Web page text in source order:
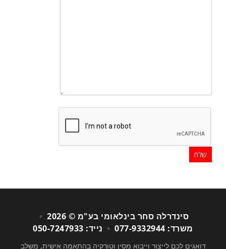
סינדרלה סחר בינלאומי בע"מ © 2026
•
משרד: 077-9332944
• נייד: 050-7247933
דואגים לכם לייצור וייבוא מסין וטורקיה בהתאמה אישית, משלב